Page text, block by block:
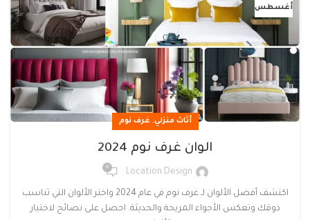
أغسطس
أثاث منزلي, غرف نوم
الوان غرف نوم 2024
Location Design
0
اكتشف أفضل الألوان لـ غرف نوم في عام 2024 واختر الألوان التي تناسب
ذوقك وتعكس الأجواء المريحة والحديثة. احصل على نصائح لاختيار